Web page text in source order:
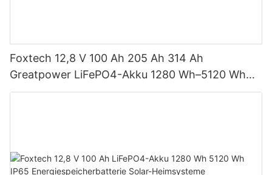
Foxtech 12,8 V 100 Ah 205 Ah 314 Ah
Greatpower LiFePO4-Akku 1280 Wh–5120 Wh
IP65 Energiespeicher